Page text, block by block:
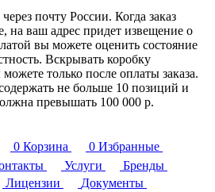
почту России. Когда заказ
на ваш адрес придет извещение о
вы можете оценить состояние
Вскрывать коробку
только после оплаты заказа.
не больше 10 позиций и
превышать 100 000 р.
0 Корзина 0 Избранные
Услуги
Бренды
Лицензии
Документы